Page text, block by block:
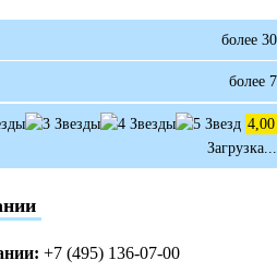
более 30
более 7
4,00
Загрузка...
+7 (495) 136-07-00